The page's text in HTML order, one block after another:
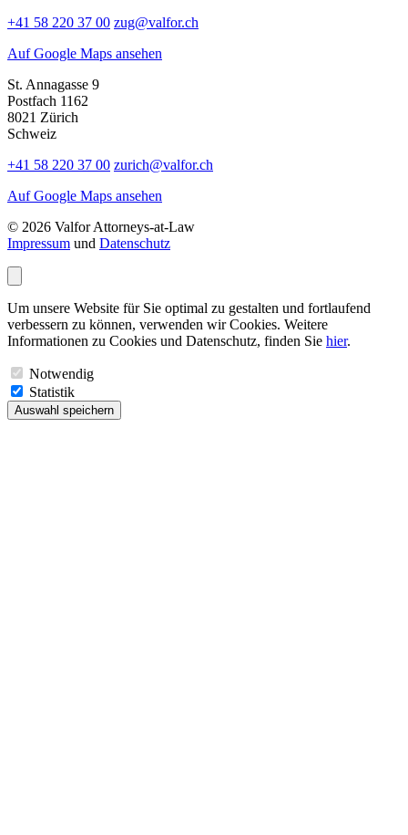
+41 58 220 37 00 zug@valfor.ch
Auf Google Maps ansehen
St. Annagasse 9
Postfach 1162
8021 Zürich
Schweiz
+41 58 220 37 00 zurich@valfor.ch
Auf Google Maps ansehen
© 2026 Valfor Attorneys‑at‑Law
Impressum und Datenschutz
Um unsere Website für Sie optimal zu gestalten und fortlaufend
verbessern zu können, verwenden wir Cookies. Weitere
Informationen zu Cookies und Datenschutz, finden Sie hier.
Notwendig
Statistik
Auswahl speichern